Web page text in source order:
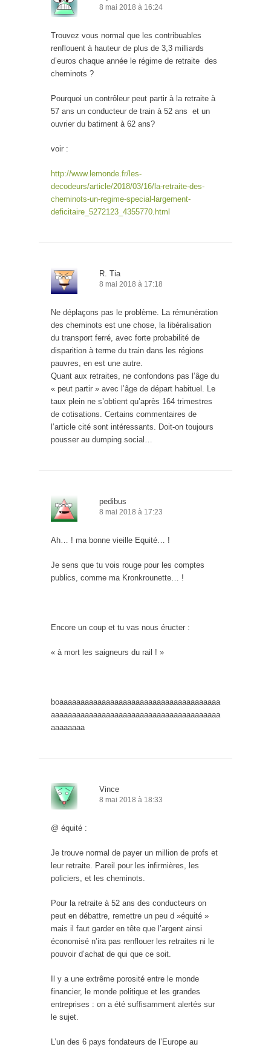
8 mai 2018 à 16:24
Trouvez vous normal que les contribuables
renflouent à hauteur de plus de 3,3 milliards
d’euros chaque année le régime de retraite des
cheminots ?
Pourquoi un contrôleur peut partir à la retraite à
57 ans un conducteur de train à 52 ans et un
ouvrier du batiment à 62 ans?
voir :
http://www.lemonde.fr/les-
decodeurs/article/2018/03/16/la-retraite-des-
cheminots-un-regime-special-largement-
deficitaire_5272123_4355770.html
R. Tia
8 mai 2018 à 17:18
Ne déplaçons pas le problème. La rémunération
des cheminots est une chose, la libéralisation
du transport ferré, avec forte probabilité de
disparition à terme du train dans les régions
pauvres, en est une autre.
Quant aux retraites, ne confondons pas l’âge du
« peut partir » avec l’âge de départ habituel. Le
taux plein ne s’obtient qu’après 164 trimestres
de cotisations. Certains commentaires de
l’article cité sont intéressants. Doit-on toujours
pousser au dumping social…
pedibus
8 mai 2018 à 17:23
Ah… ! ma bonne vieille Equité… !
Je sens que tu vois rouge pour les comptes
publics, comme ma Kronkrounette… !
Encore un coup et tu vas nous éructer :
« à mort les saigneurs du rail ! »
boaaaaaaaaaaaaaaaaaaaaaaaaaaaaaaaaaaaaaa
aaaaaaaaaaaaaaaaaaaaaaaaaaaaaaaaaaaaaaaa
aaaaaaaa
Vince
8 mai 2018 à 18:33
@ équité :
Je trouve normal de payer un million de profs et
leur retraite. Pareil pour les infirmières, les
policiers, et les cheminots.
Pour la retraite à 52 ans des conducteurs on
peut en débattre, remettre un peu d »équité »
mais il faut garder en tête que l’argent ainsi
économisé n’ira pas renflouer les retraites ni le
pouvoir d’achat de qui que ce soit.
Il y a une extrême porosité entre le monde
financier, le monde politique et les grandes
entreprises : on a été suffisamment alertés sur
le sujet.
L’un des 6 pays fondateurs de l’Europe au